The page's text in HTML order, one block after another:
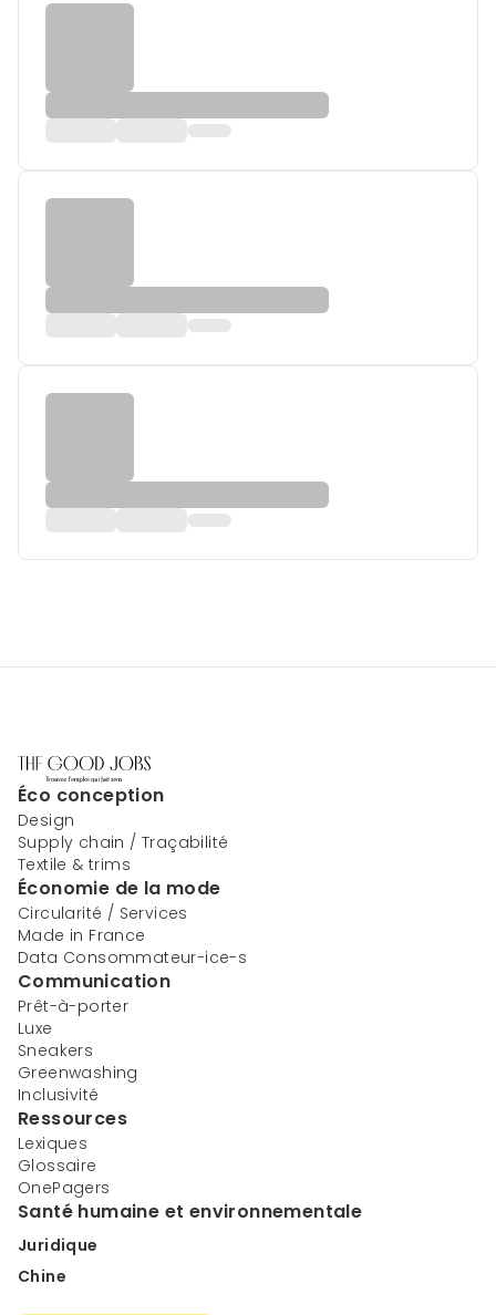
Éco conception
Design
Supply chain / Traçabilité
Textile & trims
Économie de la mode
Circularité / Services
Made in France
Data Consommateur-ice-s
Communication
Prêt-à-porter
Luxe
Sneakers
Greenwashing
Inclusivité
Ressources
Lexiques
Glossaire
OnePagers
Santé humaine et environnementale
Juridique
Chine